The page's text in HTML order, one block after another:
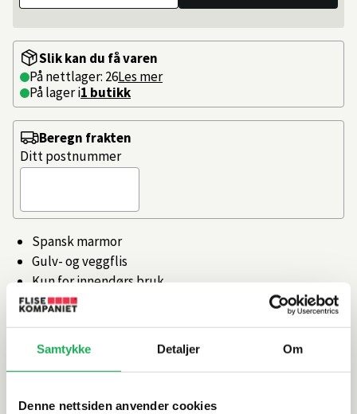
Samtykke Detaljer Om
Denne nettsiden anvender cookies
Slik kan du få varen
På nettlager: 26Les mer
På lager i1 butikk
Spansk marmor
Gulv- og veggflis
Kun for innendørs bruk
Rettskåret, egnet for smale fuger
Artikkelnr.101399134
Beregn frakten
Ditt postnummer